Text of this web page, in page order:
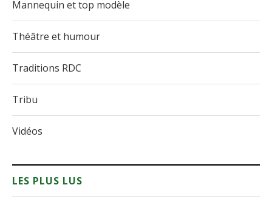
Mannequin et top modèle
Théâtre et humour
Traditions RDC
Tribu
Vidéos
LES PLUS LUS